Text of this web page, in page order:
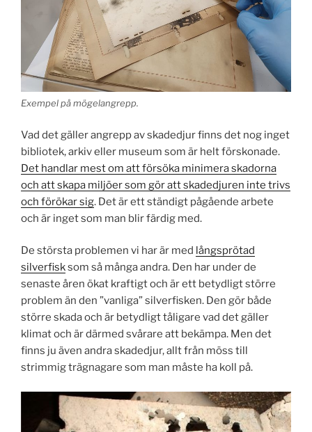
Exempel på mögelangrepp.
Vad det gäller angrepp av skadedjur finns det nog inget
bibliotek, arkiv eller museum som är helt förskonade.
Det handlar mest om att försöka minimera skadorna
och att skapa miljöer som gör att skadedjuren inte trivs
och förökar sig. Det är ett ständigt pågående arbete
och är inget som man blir färdig med.
De största problemen vi har är med långsprötad
silverfisksom så många andra. Den har under de
senaste åren ökat kraftigt och är ett betydligt större
problem än den ”vanliga” silverfisken. Den gör både
större skada och är betydligt tåligare vad det gäller
klimat och är därmed svårare att bekämpa. Men det
finns ju även andra skadedjur, allt från möss till
strimmig trägnagare som man måste ha koll på.